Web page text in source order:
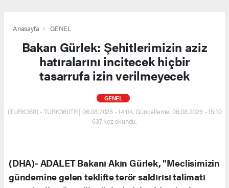
Anasayfa GENEL
Bakan Gürlek: Şehitlerimizin aziz
hatıralarını incitecek hiçbir
tasarrufa izin verilmeyecek
GENEL
(TURK360) - TURK360TR | 06.08.2026 - 14:04, Güncelleme: 06.08.2026 - 15:10
637 kez okundu.
(DHA)- ADALET Bakanı Akın Gürlek, "Meclisimizin
gündemine gelen teklifte terör saldırısı talimatı